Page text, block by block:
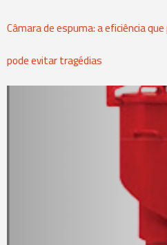
Câmara de espuma: a eficiência
pode evitar tragédias